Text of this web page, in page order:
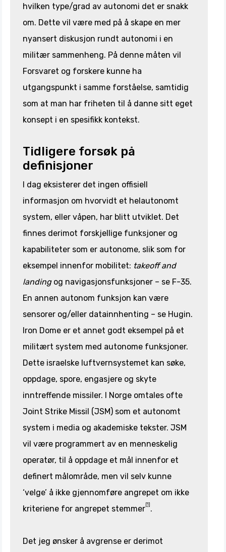
hvilken type/grad av autonomi det er snakk
om. Dette vil være med på å skape en mer
nyansert diskusjon rundt autonomi i en
militær sammenheng. På denne måten vil
Forsvaret og forskere kunne ha
utgangspunkt i samme forståelse, samtidig
som at man har friheten til å danne sitt eget
konsept i en spesifikk kontekst.
Tidligere forsøk på
definisjoner
I dag eksisterer det ingen offisiell
informasjon om hvorvidt et helautonomt
system, eller våpen, har blitt utviklet. Det
finnes derimot forskjellige funksjoner og
kapabiliteter som er autonome, slik som for
eksempel innenfor mobilitet: takeoff and
landing og navigasjonsfunksjoner – se F-35.
En annen autonom funksjon kan være
sensorer og/eller datainnhenting – se Hugin.
Iron Dome er et annet godt eksempel på et
militært system med autonome funksjoner.
Dette israelske luftvernsystemet kan søke,
oppdage, spore, engasjere og skyte
inntreffende missiler. I Norge omtales ofte
Joint Strike Missil (JSM) som et autonomt
system i media og akademiske tekster. JSM
vil være programmert av en menneskelig
operatør, til å oppdage et mål innenfor et
definert målområde, men vil selv kunne
‘velge’ å ikke gjennomføre angrepet om ikke
kriteriene for angrepet stemmer [1] .
Det jeg ønsker å avgrense er derimot